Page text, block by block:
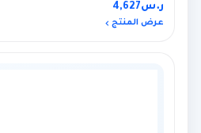
ر.س4,627
عرض المنتج